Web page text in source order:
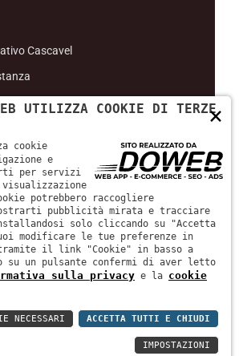
Cascavel
sulla privacy
Cookie policy
Accessibility
Suor Pura Pagani|P. IVA: 93180980232
×
UTILIZZA COOKIE DI TERZE
cookie
e
per servizi
potrebbero raccogliere
pubblicità mirata e tracciare
solo cliccando su "Accetta
modificare le tue preferenze in
tramite il link "Cookie" in basso a
su un pulsante confermi di aver letto
sulla privacy e la cookie
ACCETTA TUTTI E CHIUDI
NECESSARI
IMPOSTAZIONI